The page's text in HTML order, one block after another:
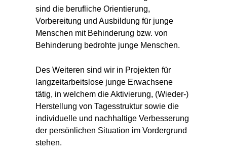
sind die berufliche Orientierung,
Vorbereitung und Ausbildung für junge
Menschen mit Behinderung bzw. von
Behinderung bedrohte junge Menschen.
Des Weiteren sind wir in Projekten für
langzeitarbeitslose junge Erwachsene
tätig, in welchem die Aktivierung, (Wieder-)
Herstellung von Tagesstruktur sowie die
individuelle und nachhaltige Verbesserung
der persönlichen Situation im Vordergrund
stehen.